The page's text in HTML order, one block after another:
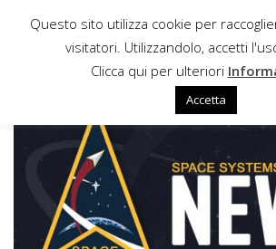
Sotto il contenuto
Questo sito utilizza cookie per
visitatori. Utilizzandolo, accetti
Clicca qui per ulteriori
Accetta